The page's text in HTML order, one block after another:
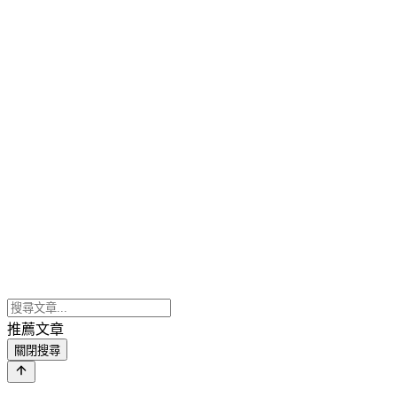
推薦文章
關閉搜尋